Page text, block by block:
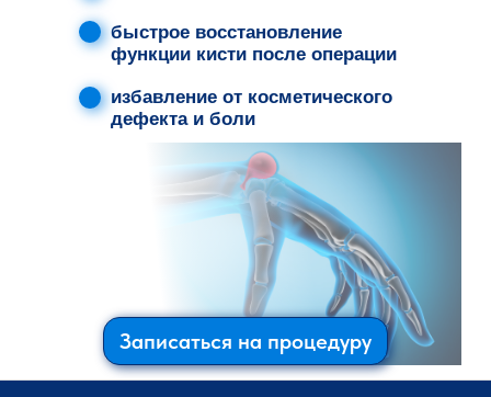
Записаться на процедуру
быстрое восстановление
функции кисти после операции
избавление от косметического
дефекта и боли